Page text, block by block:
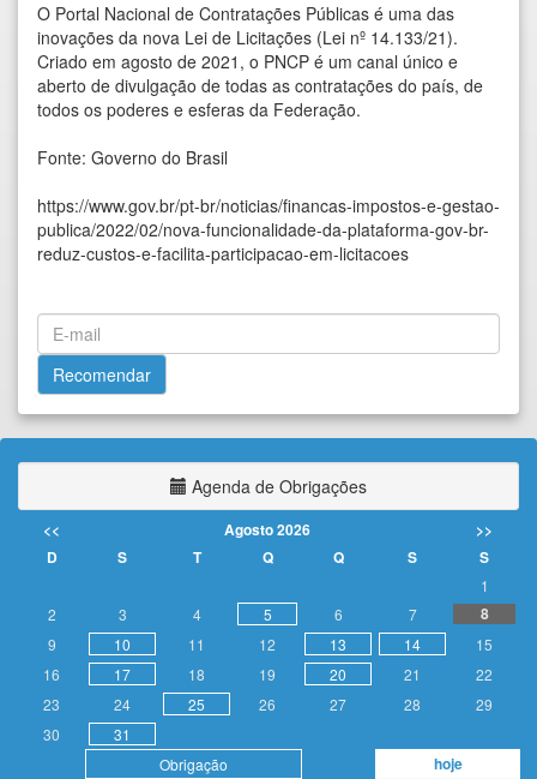
O Portal Nacional de Contratações Públicas é uma das
inovações da nova Lei de Licitações (Lei nº 14.133/21).
Criado em agosto de 2021, o PNCP é um canal único e
aberto de divulgação de todas as contratações do país, de
todos os poderes e esferas da Federação.
Fonte: Governo do Brasil
https://www.gov.br/pt-br/noticias/financas-impostos-e-gestao-
publica/2022/02/nova-funcionalidade-da-plataforma-gov-br-
reduz-custos-e-facilita-participacao-em-licitacoes
Agenda de Obrigações
<< Agosto 2026
>>
D
S T Q Q S S
Obrigação hoje
1
2
3 4 5 6 7 8
9 10 11 12 13 14
15
16
17 18 19 20 21
22
23
24 25 26 27 28
29
30
31